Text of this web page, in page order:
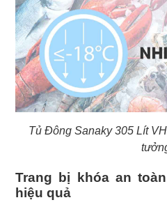
Tủ Đông Sanaky 305 Lít
Trang bị khóa an
hiệu quả